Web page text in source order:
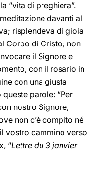
“vita di preghiera”.
davanti al
risplendeva di gioia
Corpo di Cristo; non
il Signore e
con il rosario in
con una giusta
parole: “Per
nostro Signore,
non c’è compito né
vostro cammino verso
“Lettre du 3 janvier